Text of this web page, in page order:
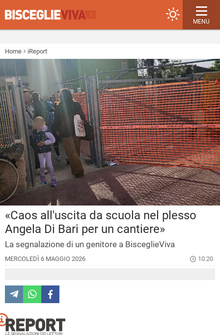
MENU
Home iReport
«Caos all'uscita da scuola nel plesso
Angela Di Bari per un cantiere»
La segnalazione di un genitore a BisceglieViva
MERCOLEDÌ 6 MAGGIO 2026 10.20